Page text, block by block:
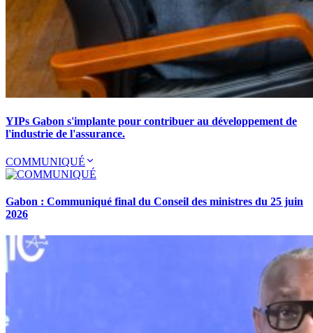
YIPs Gabon s'implante pour contribuer au développement de
l'industrie de l'assurance.
COMMUNIQUÉ
Gabon : Communiqué final du Conseil des ministres du 25 juin
2026